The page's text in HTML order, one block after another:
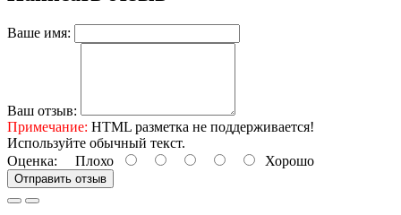
Ваше имя:
Ваш отзыв:
Примечание: HTML разметка не поддерживается!
Используйте обычный текст.
Оценка: Плохо Хорошо
Отправить отзыв